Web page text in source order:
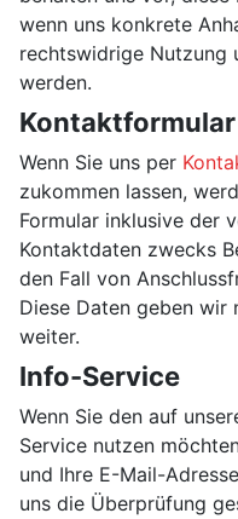
wenn uns konkrete
rechtswidrige Nutzung
werden.
Kontaktformular
Wenn Sie uns per
zukommen lassen,
Formular inklusive der
Kontaktdaten zwecks
den Fall von
Diese Daten geben wir
weiter.
Info-Service
Wenn Sie den auf
Service nutzen
und Ihre E-Mail-
uns die Überprüfung